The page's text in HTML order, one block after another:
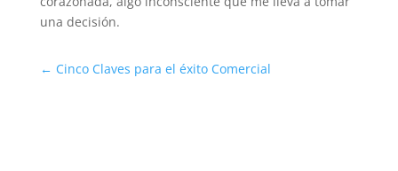
una decisión.
← Cinco Claves para el éxito Comercial